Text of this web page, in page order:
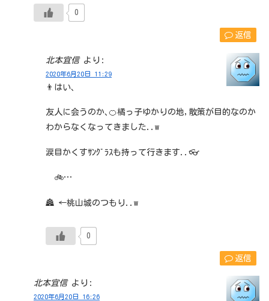
0
返信
北本宜信 より:
2020年6月20日 11:29
👨はい､
友人に会うのか､🍊橘っ子ゆかりの地,散策が目的なのか
わからなくなってきました..w
涙目かくすｻﾝｸﾞﾗｽも持って行きます..👓
🚲…
🏯 ←桃山城のつもり..w
0
返信
北本宜信 より:
2020年6月20日 16:26